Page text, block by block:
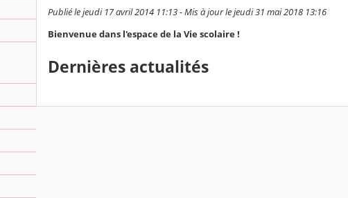
Publié le jeudi 17 avril 2014 11:13 - Mis à jour le jeudi 31 mai 2018 13:16
Bienvenue dans l'espace de la Vie scolaire !
Dernières actualités